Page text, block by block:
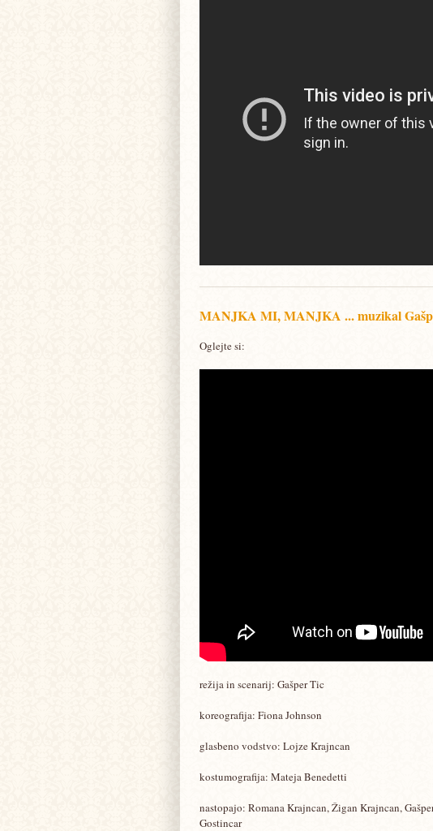
MANJKA MI, MANJKA ... muzikal
Oglejte si:
režija in scenarij: Gašper Tic
koreografija: Fiona Johnson
glasbeno vodstvo: Lojze Krajncan
kostumografija: Mateja Benedetti
nastopajo: Romana Krajncan, Žigan Krajncan,
Gostincar